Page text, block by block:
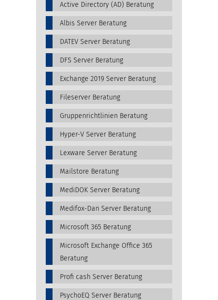
Active Directory (AD) Beratung
Albis Server Beratung
DATEV Server Beratung
DFS Server Beratung
Exchange 2019 Server Beratung
Fileserver Beratung
Gruppenrichtlinien Beratung
Hyper-V Server Beratung
Lexware Server Beratung
Mailstore Beratung
MediDOK Server Beratung
Medifox-Dan Server Beratung
Microsoft 365 Beratung
Microsoft Exchange Office 365
Beratung
Profi cash Server Beratung
PsychoEQ Server Beratung